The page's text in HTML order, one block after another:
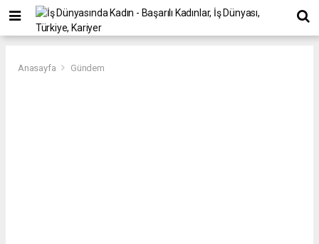
Anasayfa Gündem